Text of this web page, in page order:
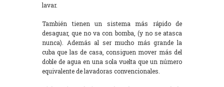
lavar.
También tienen un sistema más rápido de
desaguar, que no va con bomba, (y no se atasca
nunca). Además al ser mucho más grande la
cuba que las de casa, consiguen mover más del
doble de agua en una sola vuelta que un número
equivalente de lavadoras convencionales.